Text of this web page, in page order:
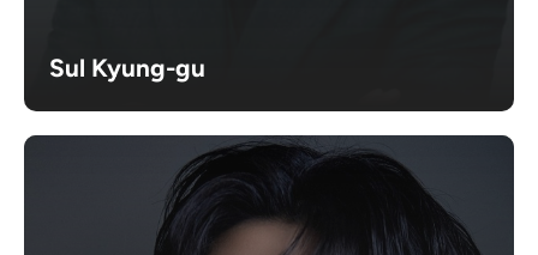
Sul Kyung-gu